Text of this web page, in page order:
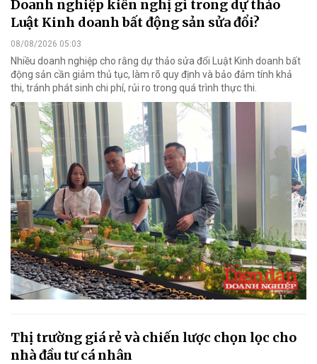
Doanh nghiệp kiến nghị gì trong dự thảo
Luật Kinh doanh bất động sản sửa đổi?
08/08/2026 05:03
Nhiều doanh nghiệp cho rằng dự thảo sửa đổi Luật Kinh doanh bất
động sản cần giảm thủ tục, làm rõ quy định và bảo đảm tính khả
thi, tránh phát sinh chi phí, rủi ro trong quá trình thực thi.
Thị trường giá rẻ và chiến lược chọn lọc cho
nhà đầu tư cá nhân